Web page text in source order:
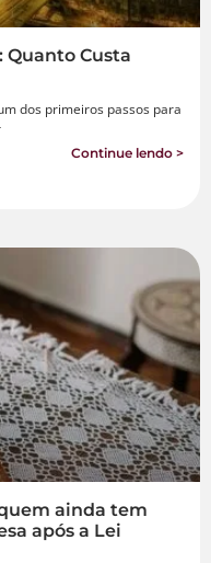
Quanto Custa
dos primeiros passos para
Continue lendo >
ainda tem
após a Lei